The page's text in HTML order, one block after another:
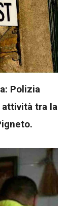
Polizia
tra la